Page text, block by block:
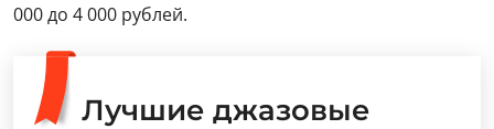
000 до 4 000 рублей.
Лучшие джазовые